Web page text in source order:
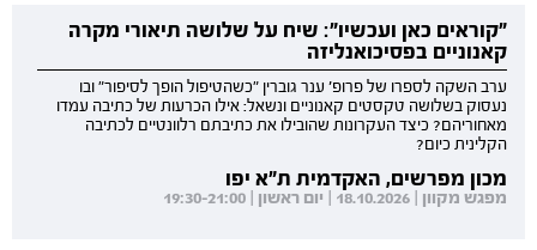
"קוראים כאן ועכשיו": שיח על שלושה תיאורי מקרה
קאנוניים בפסיכואנליזה
ערב השקה לספרו של פרופ' ענר גוברין "כשהטיפול הופך לסיפור" ובו
נעסוק בשלושה טקסטים קאנוניים ונשאל: אילו הכרעות של כתיבה עמדו
מאחוריהם? כיצד העקרונות שהובילו את כתיבתם רלוונטיים לכתיבה
הקלינית כיום?
מכון מפרשים, האקדמית ת"א יפו
מפגש מקוון | 18.10.2026 | יום ראשון | 19:30-21:00